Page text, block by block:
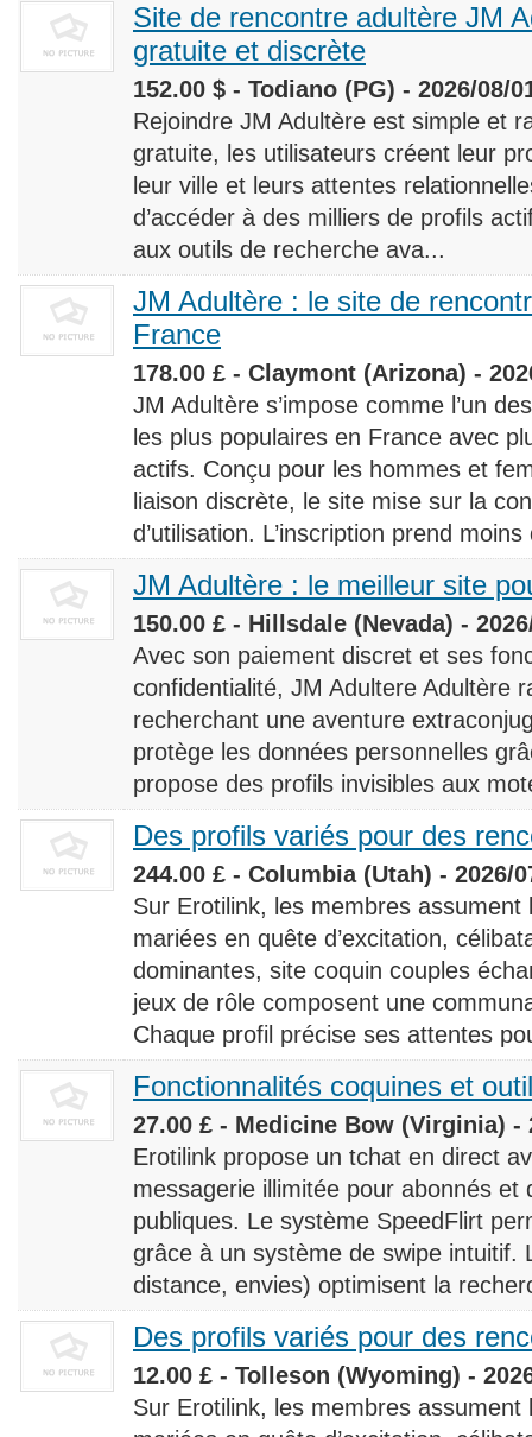
Site de rencontre adultère JM
gratuite et discrète
152.00 $ - Todiano (PG) - 2026/08/
Rejoindre JM Adultère est simple et
gratuite, les utilisateurs créent leur
leur ville et leurs attentes
d’accéder à des milliers de profils
aux outils de recherche ava...
JM Adultère : le site de
France
178.00 £ - Claymont (Arizona) -
JM Adultère s’impose comme l’un
les plus populaires en France avec
actifs. Conçu pour les hommes et
liaison discrète, le site mise sur la
d’utilisation. L’inscription prend
JM Adultère : le meilleur site
150.00 £ - Hillsdale (Nevada) -
Avec son paiement discret et ses
confidentialité, JM Adultere Adultère
recherchant une aventure
protège les données personnelles
propose des profils invisibles aux
Des profils variés pour des
244.00 £ - Columbia (Utah) - 2026/
Sur Erotilink, les membres
mariées en quête d’excitation,
dominantes, site coquin couples
jeux de rôle composent une
Chaque profil précise ses attentes
Fonctionnalités coquines et
27.00 £ - Medicine Bow (Virginia) -
Erotilink propose un tchat en direct
messagerie illimitée pour abonnés et
publiques. Le système SpeedFlirt
grâce à un système de swipe intuitif.
distance, envies) optimisent la
Des profils variés pour des
12.00 £ - Tolleson (Wyoming) -
Sur Erotilink, les membres